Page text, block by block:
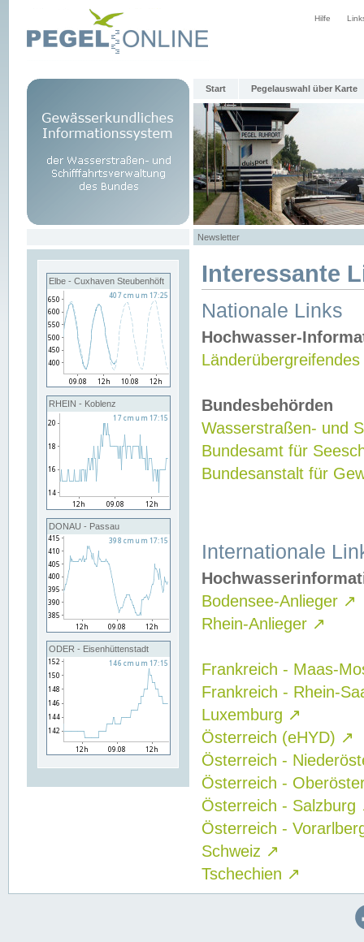
Hilfe
Start Pegelauswahl über Karte
Newsletter
Elbe - Cuxhaven Steubenhöft
RHEIN - Koblenz
DONAU - Passau
ODER - Eisenhüttenstadt
Interessante
Nationale Links
Hochwasser-
Bundesbehörden
Wasserstraßen- und
Bundesamt für
Bundesanstalt für
Internationale
Bodensee-Anlieger ↗
Rhein-Anlieger ↗
Frankreich - Maas-
Frankreich - Rhein-
Luxemburg ↗
Österreich (eHYD) ↗
Österreich -
Österreich -
Österreich - Salzburg
Österreich -
Schweiz ↗
Tschechien ↗